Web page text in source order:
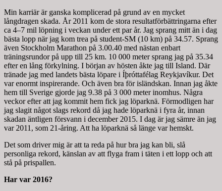
Min karriär är ganska komplicerad på grund av en mycket
långdragen skada. År 2011 kom de stora resultatförbättringarna efter
ca 4–7 mil löpning i veckan under ett par år. Jag sprang mitt än i dag
bästa lopp när jag kom trea på student-SM (10 km) på 34.57. Sprang
även Stockholm Marathon på 3.00.40 med nästan enbart
träningsrundor på upp till 25 km. 10 000 meter sprang jag på 35.34
efter en lång förkylning. I början av hösten åkte jag till Island. Där
tränade jag med landets bästa löpare i Íþróttafélag Reykjavíkur. Det
var enormt inspirerande. Och även bra för isländskan. Innan jag åkte
hem till Sverige gjorde jag 9.38 på 3 000 meter inomhus. Några
veckor efter att jag kommit hem fick jag löparknä. Förmodligen har
jag slagit något slags rekord då jag hade löparknä i fyra år, innan
skadan äntligen försvann i december 2015. I dag är jag sämre än jag
var 2011, som 21-åring. Att ha löparknä så länge var hemskt.
Det som driver mig är att ta reda på hur bra jag kan bli, slå
personliga rekord, känslan av att flyga fram i täten i ett lopp och att
stå på prispallen.
Har var 2016?